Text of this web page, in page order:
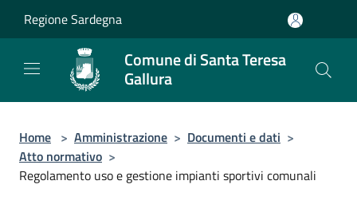
Regione Sardegna
Comune di Santa Teresa
Gallura
Home > Amministrazione > Documenti e dati >
Atto normativo >
Regolamento uso e gestione impianti sportivi comunali